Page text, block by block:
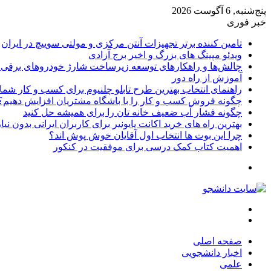
پنج‌شنبه, 6 آگوست 2026
خبر فوری
تامین کننده برتر تجهیزات آنتن مرکزی و مولتی سوییچ در ایران
ویدئو مپینگ های بزرگ و اخیر برج آزادی
چالش‌ها و راهکارهای توسعه زیرساخت شارژ خودروهای برقی
آموزش از راه دور
راهنمای انتخاب بهترین طرح تابلو چلنیوم برای کسب و کار شما
چگونه فروش کسب و کار را با باشگاه مشتریان افزایش
چگونه فشار آب ضعیف خانه تان را برای همیشه حل کنید
بهترین راه های خرید اکانت پایونیر برای کاربران ایرانی بدون
چرا این بوت ها انتخاب اول آقایان خوش پوش اند؟
اهمیت کتاب کمک درسی برای موفقیت در کنکور
صفحه اصلی
اخبار دانشجویی
علمی